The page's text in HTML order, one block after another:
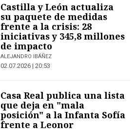
Castilla y León actualiza
su paquete de medidas
frente a la crisis: 28
iniciativas y 345,8 millones
de impacto
ALEJANDRO IBÁÑEZ
02.07.2026 | 20:53
Casa Real publica una lista
que deja en "mala
posición" a la Infanta Sofía
frente a Leonor